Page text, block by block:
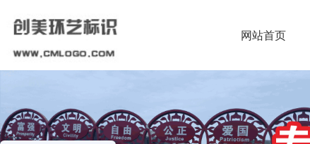
网站首页